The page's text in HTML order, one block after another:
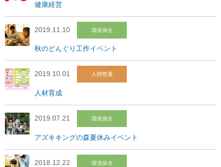
健康経営
2019.11.10 環境保全
秋のどんぐり工作イベント
2019.10.01 人間尊重
人材育成
2019.07.21 環境保全
アズキキングの森夏休みイベント
2018.12.22 環境保全